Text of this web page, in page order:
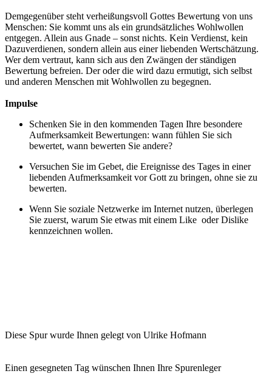
Demgegenüber steht verheißungsvoll Gottes Bewertung von uns
Menschen: Sie kommt uns als ein grundsätzliches Wohlwollen
entgegen. Allein aus Gnade – sonst nichts. Kein Verdienst, kein
Dazuverdienen, sondern allein aus einer liebenden Wertschätzung.
Wer dem vertraut, kann sich aus den Zwängen der ständigen
Bewertung befreien. Der oder die wird dazu ermutigt, sich selbst
und anderen Menschen mit Wohlwollen zu begegnen.
Impulse
Schenken Sie in den kommenden Tagen Ihre besondere
Aufmerksamkeit Bewertungen: wann fühlen Sie sich
bewertet, wann bewerten Sie andere?
Versuchen Sie im Gebet, die Ereignisse des Tages in einer
liebenden Aufmerksamkeit vor Gott zu bringen, ohne sie zu
bewerten.
Wenn Sie soziale Netzwerke im Internet nutzen, überlegen
Sie zuerst, warum Sie etwas mit einem Like oder Dislike
kennzeichnen wollen.
Diese Spur wurde Ihnen gelegt von Ulrike Hofmann
Einen gesegneten Tag wünschen Ihnen Ihre Spurenleger